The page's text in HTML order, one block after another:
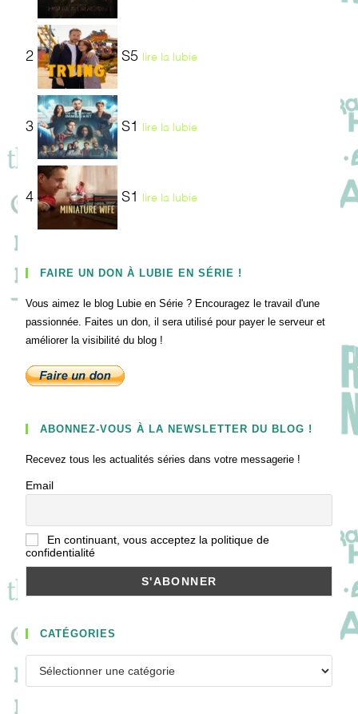
2 S5 lire la lubie
3 S1 lire la lubie
4 S1 lire la lubie
FAIRE UN DON À LUBIE EN SÉRIE !
Vous aimez le blog Lubie en Série ? Encouragez le travail d'une
passionnée. Faites un don, il sera utilisé pour payer le serveur et
améliorer la visibilité du blog !
ABONNEZ-VOUS À LA NEWSLETTER DU BLOG !
Recevez tous les actualités séries dans votre messagerie !
Email
En continuant, vous acceptez la politique de
confidentialité
CATÉGORIES
Catégories